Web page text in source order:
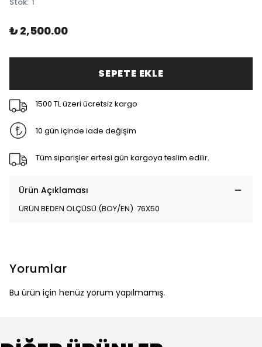
₺ 2,500.00
SEPETE EKLE
1500 TL üzeri ücretsiz kargo
10 gün içinde iade değişim
Tüm siparişler ertesi gün kargoya teslim edilir.
Ürün Açıklaması
ÜRÜN BEDEN ÖLÇÜSÜ (BOY/EN) 76X50
Yorumlar
Bu ürün için henüz yorum yapılmamış.